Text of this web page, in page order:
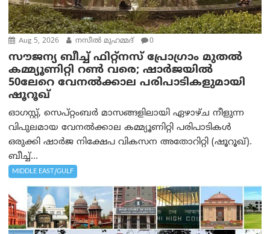
Aug 5, 2026 നസീല്‍ മുഹമ്മദ് 0
സൗജന്യ ബീച്ച് ഫിറ്റ്നസ് പ്രോ​ഗ്രാം മുതൽ
കമ്മ്യൂണിറ്റി റൺ വരെ; ഷാർജയിൽ
50ലേറെ വേനൽക്കാല പരിപാടികളുമായി
ഷൂറൂഖ്
ഓഗസ്റ്റ്, സെപ്റ്റംബർ മാസങ്ങളിലായി ഏഴാഴ്ച നീളുന്ന
വിപുലമായ വേനൽക്കാല കമ്മ്യൂണിറ്റി പരിപാടികൾ
ഒരുക്കി ഷാർജ നിക്ഷേപ വികസന അതോറിറ്റി (ഷൂറൂഖ്).
ബീച്ച്...
MIDDLE EAST/GULF